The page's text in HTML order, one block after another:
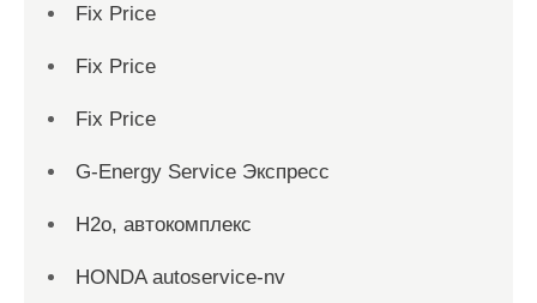
Fix Price
Fix Price
Fix Price
G-Energy Service Экспресс
H2о, автокомплекс
HONDA autoservice-nv